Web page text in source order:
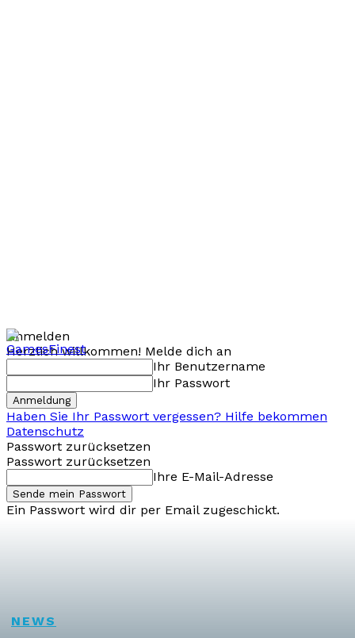
Anmelden
Herzlich willkommen! Melde dich an
Ihr Benutzername
Ihr Passwort
Haben Sie Ihr Passwort vergessen? Hilfe bekommen
Datenschutz
Passwort zurücksetzen
Passwort zurücksetzen
Ihre E-Mail-Adresse
Ein Passwort wird dir per Email zugeschickt.
NEWS